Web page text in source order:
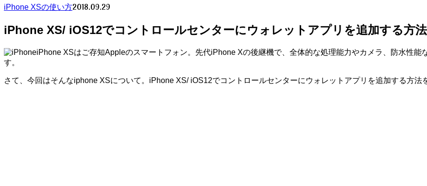
iPhone XSの使い方2018.09.29
iPhone XS/ iOS12でコントロールセンターにウォレットアプリを追加する方法
iPhone XSはご存知Appleのスマートフォン。先代iPhone Xの後継機で、全体的な処理能力やカメラ、防水性能
す。
さて、今回はそんなiphone XSについて。iPhone XS/ iOS12でコントロールセンターにウォレットアプリを追加する方法